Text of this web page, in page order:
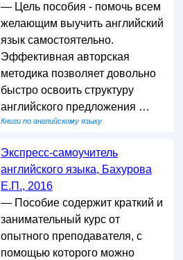
— Цель пособия - помочь всем
желающим выучить английский
язык самостоятельно.
Эффективная авторская
методика позволяет довольно
быстро освоить структуру
английского предложения …
Книги по английскому языку
Экспресс-самоучитель
английского языка, Бахурова
Е.П., 2016
— Пособие содержит краткий и
занимательный курс от
опытного преподавателя, с
помощью которого можно